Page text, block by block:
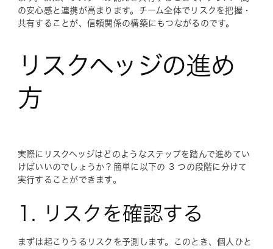
の安心感と連携が高まります。チーム全体でリスクを把握・
共有することが、信頼関係の構築にもつながるのです。
リスクヘッジの進め
方
実際にリスクヘッジはどのようなステップを踏んで進めてい
けばいいのでしょうか？簡単に以下の 3 つの段階に分けて
実行することができます。
1. リスクを確認する
まずは起こりうるリスクを予測します。このとき、個人ひと